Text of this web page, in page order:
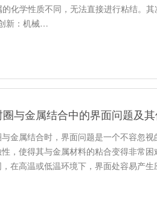
化学性质不同，无法直接进行粘结。
新：机械…
圈与金属结合中的界面问题及
金属结合时，界面问题是一个不容忽
，使得其与金属材料的粘合变得非常
，在高温或低温环境下，界面处容易产